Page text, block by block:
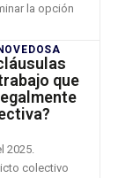
que
2025.